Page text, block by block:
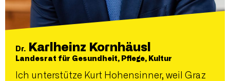
Dr. Karlheinz Kornhäusl
Landesrat für Gesundheit, Pflege, Kultur
Ich unterstütze Kurt Hohensinner, weil Graz